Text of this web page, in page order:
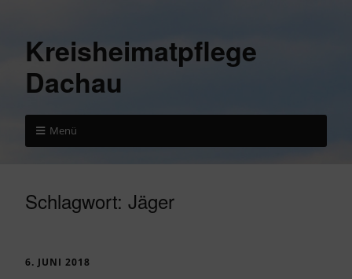
Kreisheimatpflege
Dachau
Menü
Schlagwort: Jäger
6. JUNI 2018